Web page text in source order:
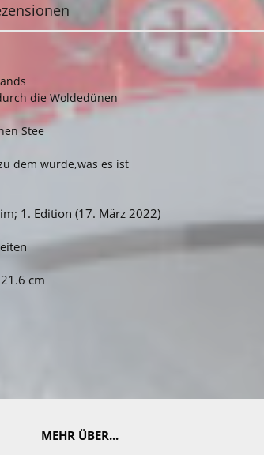
die Woldedünen
Stee
dem wurde,was es ist
Maritim; 1. Edition (17. März 2022)
208 Seiten
x 21.6 cm
MEHR ÜBER...